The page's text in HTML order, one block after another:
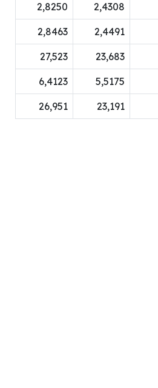
2,4308
2,8250
2,4491
2,8463
23,683
27,523
5,5175
6,4123
23,191
26,951